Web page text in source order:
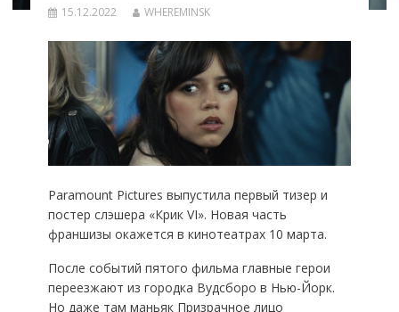
15.12.2022 WHEREMINSK
Paramount Pictures выпустила первый тизер и
постер слэшера «Крик VI». Новая часть
франшизы окажется в кинотеатрах 10 марта.
После событий пятого фильма главные герои
переезжают из городка Вудсборо в Нью-Йорк.
Но даже там маньяк Призрачное лицо